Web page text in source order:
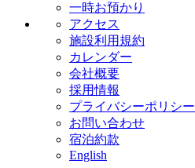
一時お預かり
アクセス
施設利用規約
カレンダー
会社概要
採用情報
プライバシーポリシー
お問い合わせ
宿泊約款
English